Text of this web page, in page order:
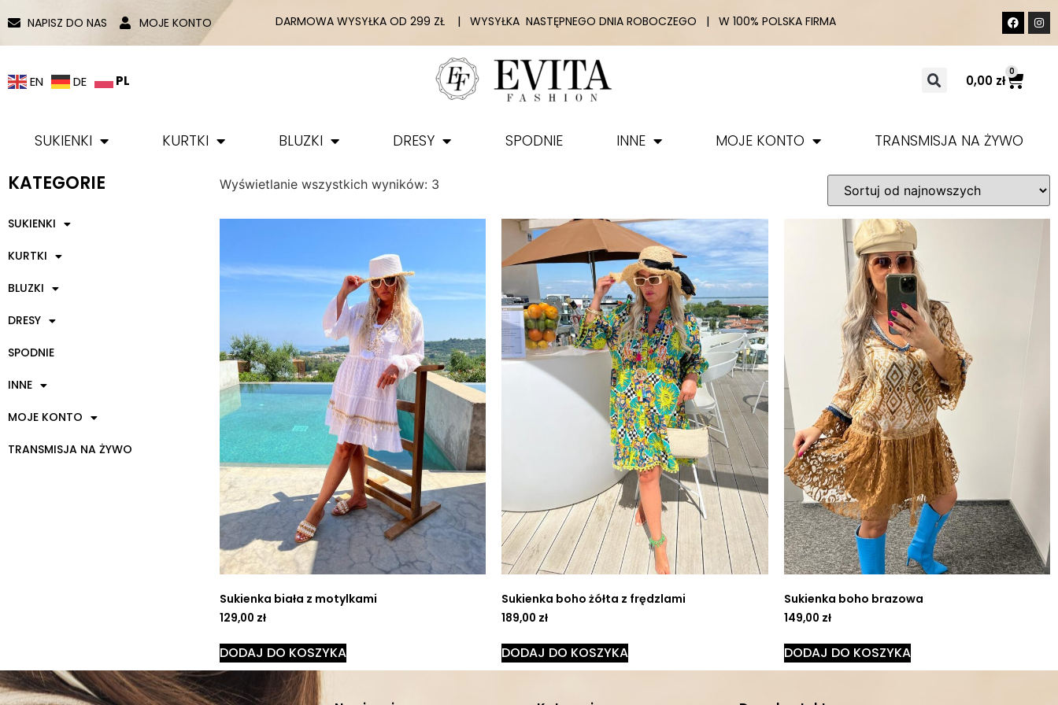
NAPISZ DO NAS MOJE KONTO DARMOWA WYSYŁKA OD 299 ZŁ | WYSYŁKA NASTĘPNEGO DNIA ROBOCZEGO | W 100% POLSKA FIRMA
EN DE PL 0,00 zł
0
SUKIENKI KURTKI BLUZKI DRESY SPODNIE INNE MOJE KONTO TRANSMISJA NA ŻYWO
KATEGORIE
SUKIENKI
KURTKI
BLUZKI
DRESY
SPODNIE
INNE
MOJE KONTO
TRANSMISJA NA ŻYWO
Wyświetlanie wszystkich wyników: 3
Sukienka biała z motylkami
129,00 zł
DODAJ DO KOSZYKA
Sukienka boho żółta z frędzlami
189,00 zł
DODAJ DO KOSZYKA
Sukienka boho brazowa
149,00 zł
DODAJ DO KOSZYKA